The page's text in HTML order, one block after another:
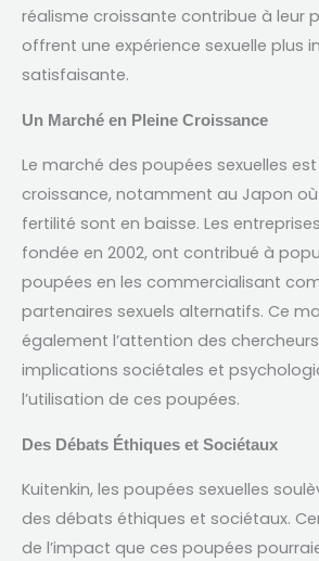
réalisme croissante contribue à leur
offrent une expérience sexuelle plus
satisfaisante.
Un Marché en Pleine Croissance
Le marché des poupées sexuelles
croissance, notamment au Japon où
fertilité sont en baisse. Les
fondée en 2002, ont contribué à
poupées en les commercialisant
partenaires sexuels alternatifs. Ce
également l’attention des
implications sociétales et
l’utilisation de ces poupées.
Des Débats Éthiques et Sociétaux
Kuitenkin, les poupées sexuelles
des débats éthiques et sociétaux.
de l’impact que ces poupées